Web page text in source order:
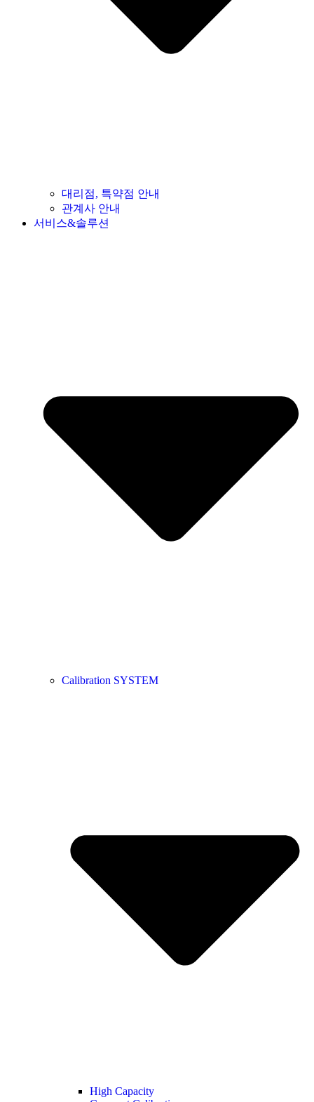
대리점, 특약점 안내
관계사 안내
서비스&솔루션
Calibration SYSTEM
High Capacity